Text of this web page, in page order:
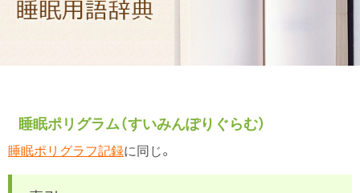
睡眠ポリグラム（すいみんぽりぐらむ）
睡眠ポリグラフ記録に同じ。